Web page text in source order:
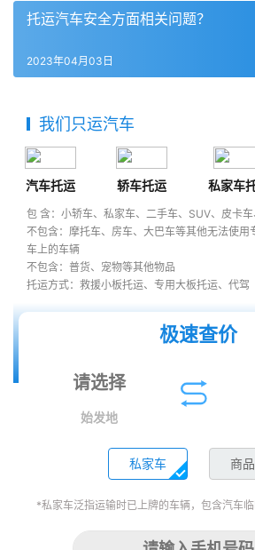
托运汽车安全方面相关问题？
2023年04月03日
我们只运汽车
汽车托运 轿车托运 私家车
包 含：小轿车、私家车、二手车、SUV、皮卡
不包含：摩托车、房车、大巴车等其他无法使用
车上的车辆
不包含：普货、宠物等其他物品
托运方式：救援小板托运、专用大板托运、代驾
极速查价
始发地
私家车 商
*私家车泛指运输时已上牌的车辆，包含汽车